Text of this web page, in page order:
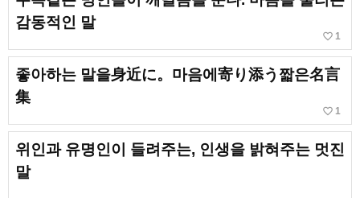
감동적인 말
favorite_border 1
좋아하는 말을身近に。마음에寄り添う짧은名言
集
favorite_border 1
위인과 유명인이 들려주는, 인생을 밝혀주는 멋진
말